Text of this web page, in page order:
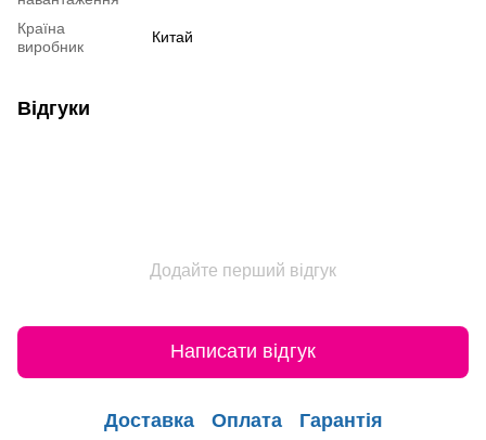
Країна
виробник
Китай
Відгуки
Додайте перший відгук
Написати відгук
Доставка Оплата Гарантія